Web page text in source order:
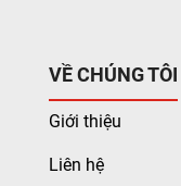
VỀ CHÚNG TÔI
Giới thiệu
Liên hệ